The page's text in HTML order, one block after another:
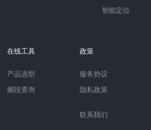
智能定位
在线工具
产品选型
频段查询
政策
服务协议
隐私政策
联系我们